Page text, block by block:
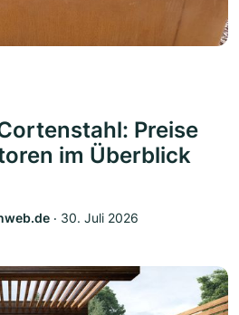
Preise
im Überblick
‧ 30. Juli 2026